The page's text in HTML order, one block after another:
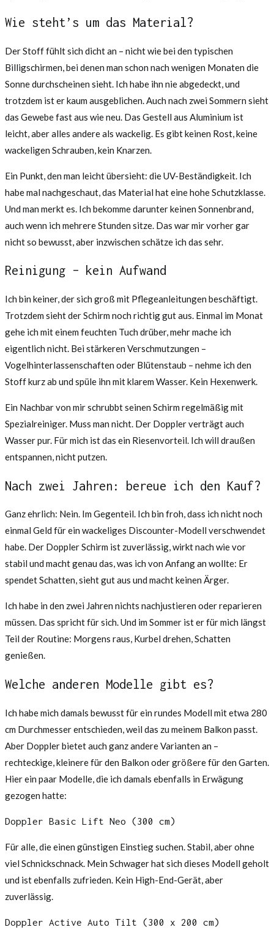
Wie steht’s um das Material?
Der Stoff fühlt sich dicht an – nicht wie bei den typischen
Billigschirmen, bei denen man schon nach wenigen Monaten die
Sonne durchscheinen sieht. Ich habe ihn nie abgedeckt, und
trotzdem ist er kaum ausgeblichen. Auch nach zwei Sommern sieht
das Gewebe fast aus wie neu. Das Gestell aus Aluminium ist
leicht, aber alles andere als wackelig. Es gibt keinen Rost, keine
wackeligen Schrauben, kein Knarzen.
Ein Punkt, den man leicht übersieht: die UV-Beständigkeit. Ich
habe mal nachgeschaut, das Material hat eine hohe Schutzklasse.
Und man merkt es. Ich bekomme darunter keinen Sonnenbrand,
auch wenn ich mehrere Stunden sitze. Das war mir vorher gar
nicht so bewusst, aber inzwischen schätze ich das sehr.
Reinigung – kein Aufwand
Ich bin keiner, der sich groß mit Pflegeanleitungen beschäftigt.
Trotzdem sieht der Schirm noch richtig gut aus. Einmal im Monat
gehe ich mit einem feuchten Tuch drüber, mehr mache ich
eigentlich nicht. Bei stärkeren Verschmutzungen –
Vogelhinterlassenschaften oder Blütenstaub – nehme ich den
Stoff kurz ab und spüle ihn mit klarem Wasser. Kein Hexenwerk.
Ein Nachbar von mir schrubbt seinen Schirm regelmäßig mit
Spezialreiniger. Muss man nicht. Der Doppler verträgt auch
Wasser pur. Für mich ist das ein Riesenvorteil. Ich will draußen
entspannen, nicht putzen.
Nach zwei Jahren: bereue ich den Kauf?
Ganz ehrlich: Nein. Im Gegenteil. Ich bin froh, dass ich nicht noch
einmal Geld für ein wackeliges Discounter-Modell verschwendet
habe. Der Doppler Schirm ist zuverlässig, wirkt nach wie vor
stabil und macht genau das, was ich von Anfang an wollte: Er
spendet Schatten, sieht gut aus und macht keinen Ärger.
Ich habe in den zwei Jahren nichts nachjustieren oder reparieren
müssen. Das spricht für sich. Und im Sommer ist er für mich längst
Teil der Routine: Morgens raus, Kurbel drehen, Schatten
genießen.
Welche anderen Modelle gibt es?
Ich habe mich damals bewusst für ein rundes Modell mit etwa 280
cm Durchmesser entschieden, weil das zu meinem Balkon passt.
Aber Doppler bietet auch ganz andere Varianten an –
rechteckige, kleinere für den Balkon oder größere für den Garten.
Hier ein paar Modelle, die ich damals ebenfalls in Erwägung
gezogen hatte:
Doppler Basic Lift Neo (300 cm)
Für alle, die einen günstigen Einstieg suchen. Stabil, aber ohne
viel Schnickschnack. Mein Schwager hat sich dieses Modell geholt
und ist ebenfalls zufrieden. Kein High-End-Gerät, aber
zuverlässig.
Doppler Active Auto Tilt (300 x 200 cm)